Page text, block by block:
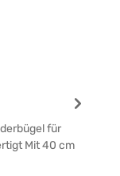
für
Mit 40 cm